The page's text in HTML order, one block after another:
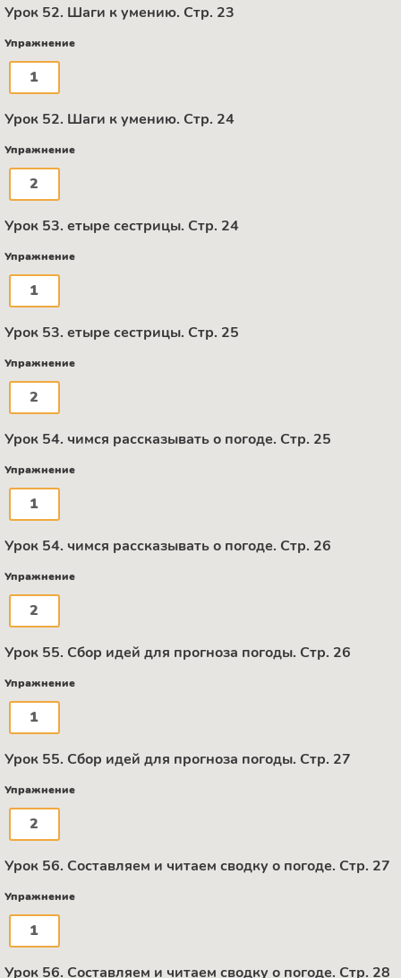
Урок 52. Шаги к умению. Стр. 23
Упражнение
1
Урок 52. Шаги к умению. Стр. 24
Упражнение
2
Урок 53. етыре сестрицы. Стр. 24
Упражнение
1
Урок 53. етыре сестрицы. Стр. 25
Упражнение
2
Урок 54. чимся рассказывать о погоде. Стр. 25
Упражнение
1
Урок 54. чимся рассказывать о погоде. Стр. 26
Упражнение
2
Урок 55. Сбор идей для прогноза погоды. Стр. 26
Упражнение
1
Урок 55. Сбор идей для прогноза погоды. Стр. 27
Упражнение
2
Урок 56. Составляем и читаем сводку о погоде. Стр. 27
Упражнение
1
Урок 56. Составляем и читаем сводку о погоде. Стр. 28